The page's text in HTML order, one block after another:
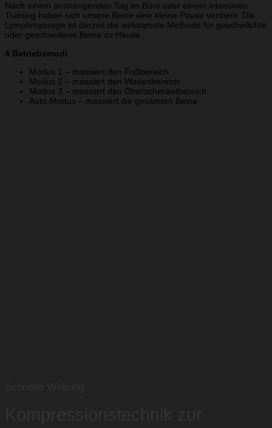
Nach einem anstrengenden Tag im Büro oder einem intensiven
Training haben sich unsere Beine eine kleine Pause verdient. Die
Lymphmassage ist derzeit die wirksamste Methode für geschwächte
oder geschwollene Beine zu Hause.
4 Betriebsmodi
Modus 1 – massiert den Fußbereich
Modus 2 – massiert den Wadenbereich
Modus 3 – massiert den Oberschenkelbereich
Auto-Modus – massiert die gesamten Beine